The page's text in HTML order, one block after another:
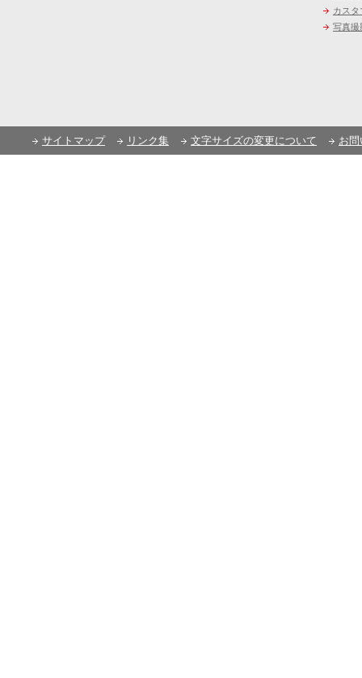
カスタ
写真撮
サイトマップ リンク集 文字サイズの変更について お